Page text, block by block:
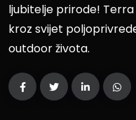
ljubitelje prirode!
kroz svijet
outdoor života.